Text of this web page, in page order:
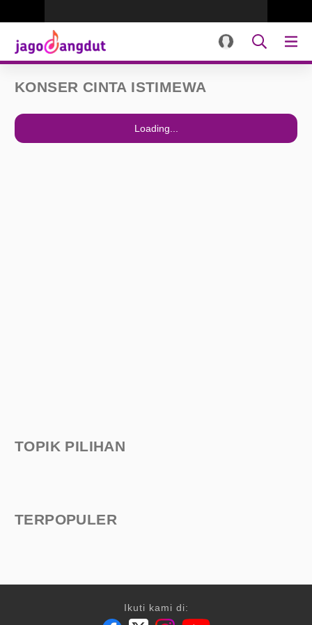
KONSER CINTA ISTIMEWA
Loading...
TOPIK PILIHAN
TERPOPULER
Ikuti kami di: